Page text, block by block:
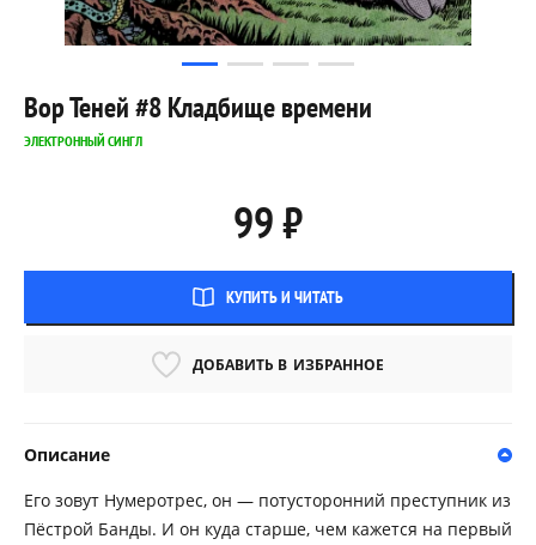
Вор Теней #8 Кладбище времени
ЭЛЕКТРОННЫЙ СИНГЛ
99 ₽
КУПИТЬ И ЧИТАТЬ
ДОБАВИТЬ В ИЗБРАННОЕ
Описание
Его зовут Нумеротрес, он — потусторонний преступник из
Пёстрой Банды. И он куда старше, чем кажется на первый